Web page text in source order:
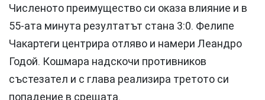
Численото преимущество си оказа влияние и в
55-ата минута резултатът стана 3:0. Фелипе
Чакартеги центрира отляво и намери Леандро
Годой. Кошмара надскочи противников
състезател и с глава реализира третото си
попадение в срещата.